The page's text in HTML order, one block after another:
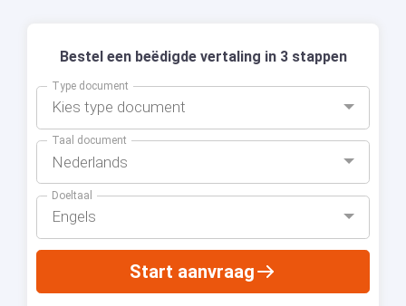
Bestel een beëdigde vertaling in 3 stappen
Type document
Kies type document
Taal document
Nederlands
Doeltaal
Engels
Start aanvraag